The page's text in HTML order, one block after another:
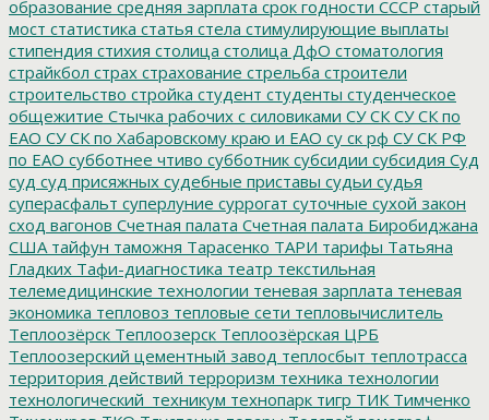
образование средняя зарплата срок годности СССР старый
мост статистика статья стела стимулирующие выплаты
стипендия стихия столица столица ДфО стоматология
страйкбол страх страхование стрельба строители
строительство стройка студент студенты студенческое
общежитие Стычка рабочих с силовиками СУ СК СУ СК по
ЕАО СУ СК по Хабаровскому краю и ЕАО су ск рф СУ СК РФ
по ЕАО субботнее чтиво субботник субсидии субсидия Суд
суд суд присяжных судебные приставы судьи судья
суперасфальт суперлуние суррогат суточные сухой закон
сход вагонов Счетная палата Счетная палата Биробиджана
США тайфун таможня Тарасенко ТАРИ тарифы Татьяна
Гладких Тафи-диагностика театр текстильная
телемедицинские технологии теневая зарплата теневая
экономика тепловоз тепловые сети тепловычислитель
Теплоозёрск Теплоозерск Теплоозёрская ЦРБ
Теплоозерский цементный завод теплосбыт теплотрасса
территория действий терроризм техника технологии
технологический_техникум технопарк тигр ТИК Тимченко